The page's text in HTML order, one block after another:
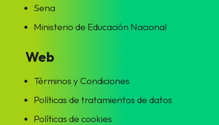
Sena
Ministerio de Educación Nacional
Web
Términos y Condiciones
Políticas de tratamientos de datos
Políticas de cookies